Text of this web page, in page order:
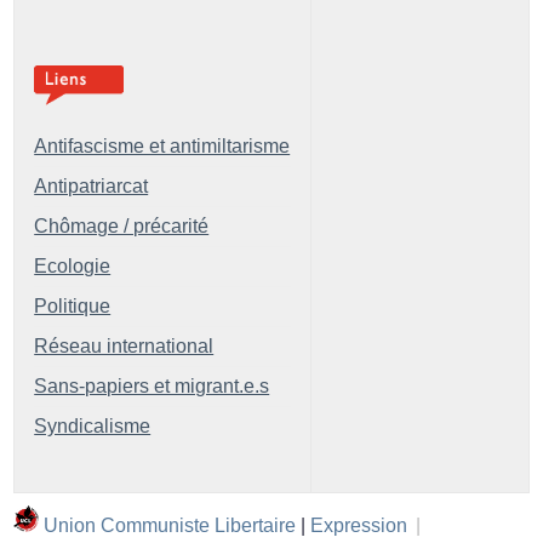
Antifascisme et antimiltarisme
Antipatriarcat
Chômage / précarité
Ecologie
Politique
Réseau international
Sans-papiers et migrant.e.s
Syndicalisme
Union Communiste Libertaire Expression